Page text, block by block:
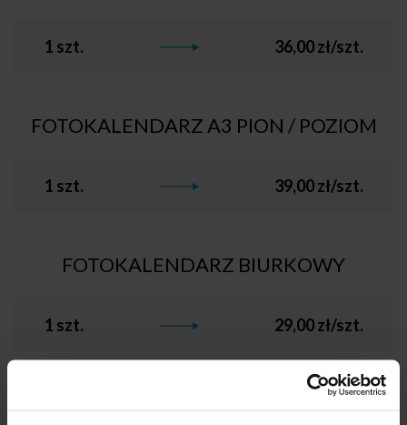
1 szt. 36,00 zł/szt.
FOTOKALENDARZ A3 PION / POZIOM
1 szt. 39,00 zł/szt.
FOTOKALENDARZ BIURKOWY
1 szt. 29,00 zł/szt.